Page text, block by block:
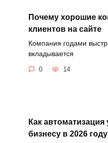
Почему хорошие
клиентов на сайте
Компания годами
вкладывается
0 14
Как автоматизация
бизнесу в 2026